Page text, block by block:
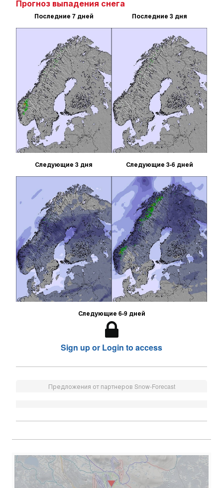
Прогноз выпадения снега
Последние 7 дней Последние 3 дня
Следующие 3 дня Следующие 3-6 дней
Следующие 6-9 дней
Sign up or Login to access
Предложения от партнеров Snow-Forecast